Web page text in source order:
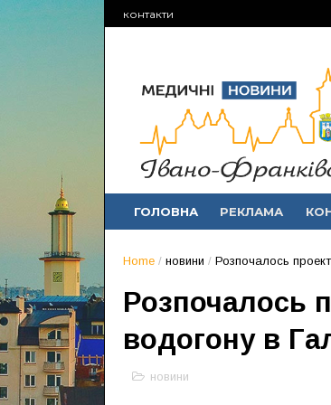
контакти
ГОЛОВНА РЕКЛАМА
Home / новини / Розпочалось
Розпочалось
водогону в
новини